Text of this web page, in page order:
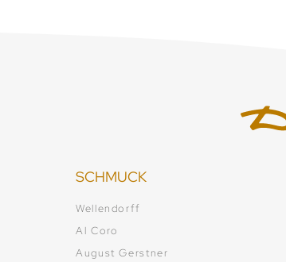
SCHMUCK
Wellendorff
Al Coro
August Gerstner